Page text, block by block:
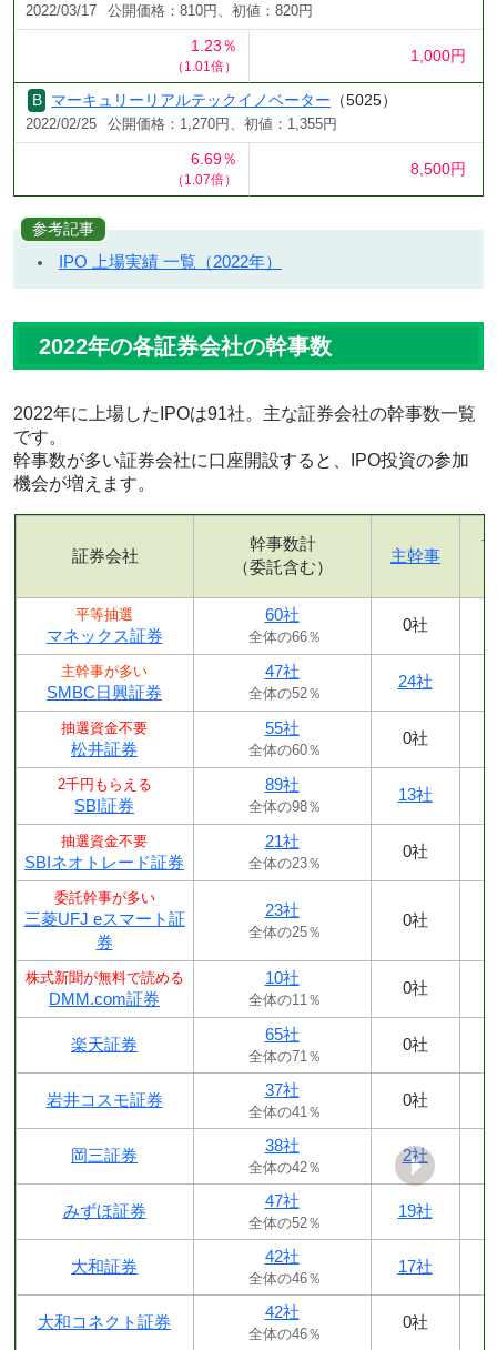
2022/03/17 公開価格：810円、初値：820円
1.23％
（1.01倍）
1,000円
マーキュリーリアルテックイノベーター （5025）
2022/02/25 公開価格：1,270円、初値：1,355円
6.69％
（1.07倍）
8,500円
参考記事
IPO 上場実績 一覧（2022年）
2022年の各証券会社の幹事数
2022年に上場したIPOは91社。主な証券会社の幹事数一覧
です。
幹事数が多い証券会社に口座開設すると、IPO投資の参加
機会が増えます。
証券会社
幹事数計
（委託含む）
主幹事
平等抽選
マネックス証券
60社
全体の66％
0社
主幹事が多い
SMBC日興証券
47社
全体の52％
24社
抽選資金不要
松井証券
55社
全体の60％
0社
2千円もらえる
SBI証券
89社
全体の98％
13社
抽選資金不要
SBIネオトレード証券
21社
全体の23％
0社
委託幹事が多い
三菱UFJ eスマート証
券
23社
全体の25％
0社
株式新聞が無料で読める
DMM.com証券
10社
全体の11％
0社
楽天証券
65社
全体の71％
0社
岩井コスモ証券
37社
全体の41％
0社
岡三証券
38社
全体の42％
2社
みずほ証券
47社
全体の52％
19社
大和証券
42社
全体の46％
17社
大和コネクト証券
42社
全体の46％
0社